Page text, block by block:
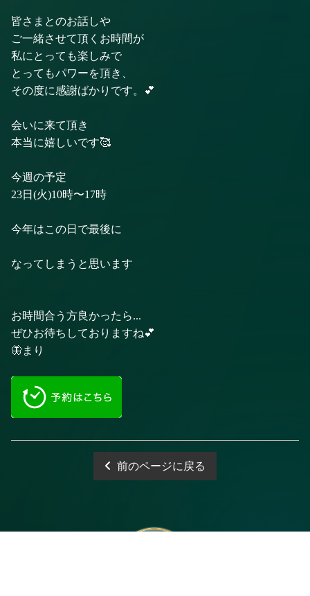
皆さまとのお話しや
ご一緒させて頂くお時間が
私にとっても楽しみで
とってもパワーを頂き、
その度に感謝ばかりです。💕
会いに来て頂き
本当に嬉しいです🥰
今週の予定
23日(火)10時〜17時
今年はこの日で最後に
なってしまうと思います
お時間合う方良かったら...
ぜひお待ちしておりますね💕
🦋まり
前のページに戻る